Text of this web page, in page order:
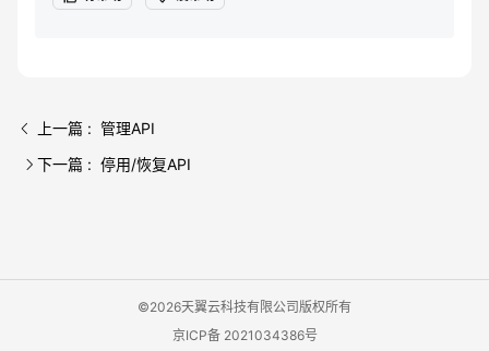
上一篇 : 管理API
下一篇 : 停用/恢复API
©2026天翼云科技有限公司版权所有
京ICP备 2021034386号